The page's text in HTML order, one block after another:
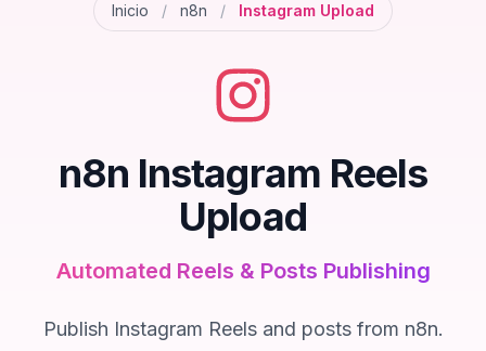
Inicio / n8n / Instagram Upload
n8n Instagram Reels
Upload
Automated Reels & Posts Publishing
Publish Instagram Reels and posts from n8n.